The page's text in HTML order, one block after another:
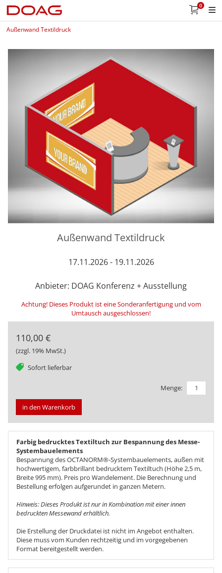
0
Außenwand Textildruck
Außenwand Textildruck
17.11.2026 - 19.11.2026
Anbieter: DOAG Konferenz + Ausstellung
Achtung! Dieses Produkt ist eine Sonderanfertigung und vom
Umtausch ausgeschlossen!
110,00 €
(zzgl. 19% MwSt.)
Sofort lieferbar
tag
Menge:
in den Warenkorb
Farbig bedrucktes Textiltuch zur Bespannung des Messe-
Systembauelements
Bespannung des OCTANORM®-Systembauelements, außen mit
hochwertigem, farbbrillant bedrucktem Textiltuch (Höhe 2,5 m,
Breite 995 mm). Preis pro Wandelement. Die Berechnung und
Bestellung erfolgen aufgerundet in ganzen Metern.
Hinweis: Dieses Produkt ist nur in Kombination mit einer innen
bedruckten Messewand erhältlich.
Die Erstellung der Druckdatei ist nicht im Angebot enthalten.
Diese muss vom Kunden rechtzeitig und im vorgegebenen
Format bereitgestellt werden.